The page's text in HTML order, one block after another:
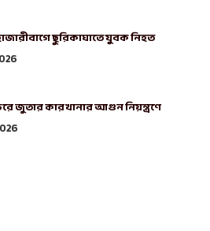
ছুরিকাঘাতে যুবক নিহত
জুতার কারখানার আগুন নিয়ন্ত্রণে